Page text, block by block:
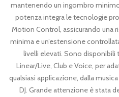
mantenendo un ingombro
potenza integra le tecnologie
Motion Control, assicurando una
minima e un’estensione
livelli elevati. Sono disponibili
Linear/Live, Club e Voice, per
qualsiasi applicazione, dalla
DJ. Grande attenzione è stata